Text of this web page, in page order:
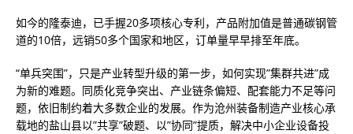
如今的隆泰迪，已手握20多项核心专利，产品附加值是普通碳钢管
道的10倍，远销50多个国家和地区，订单量早早排至年底。
“单兵突围”，只是产业转型升级的第一步，如何实现”集群共进”成
为新的难题。同质化竞争突出、产业链条偏短、配套能力不足等问
题，依旧制约着大多数企业的发展。作为沧州装备制造产业核心承
载地的盐山县以”共享”破题、以”协同”提质，解决中小企业设备投